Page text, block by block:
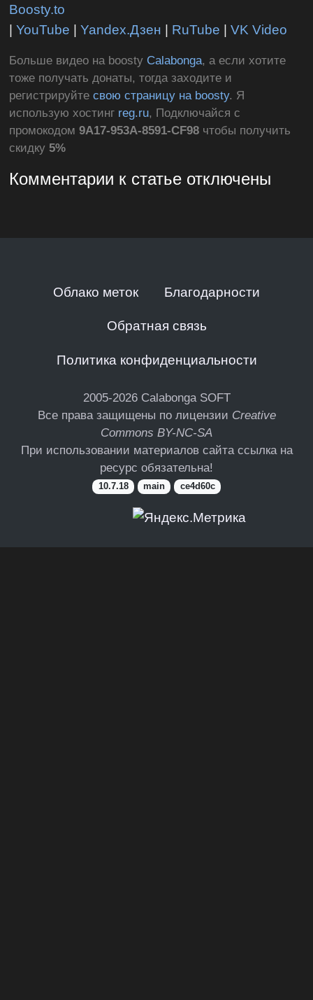
Boosty.to
|YouTube |Yandex.Дзен | RuTube |VK Video
Больше видео на boosty Calabonga, а если хотите
тоже получать донаты, тогда заходите и
регистрируйтесвою страницу на boosty. Я
использую хостинг reg.ru, Подключайся с
промокодом9A17-953A-8591-CF98 чтобы получить
скидку5%
Комментарии к статье отключены
Облако меток Благодарности
Обратная связь
Политика конфиденциальности
2005-2026 Calabonga SOFT
Все права защищены по лицензии Creative
Commons BY-NC-SA
При использовании материалов сайта ссылка на
ресурс обязательна!
10.7.18 main ce4d60c